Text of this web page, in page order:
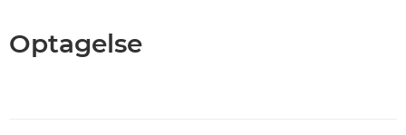
Optagelse